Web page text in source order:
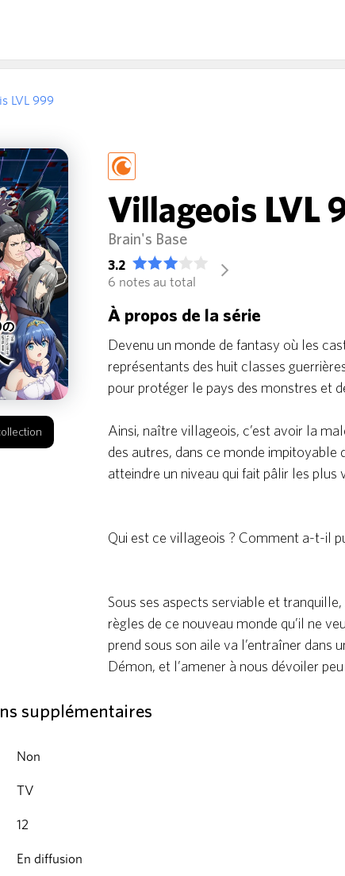
LVL 999
Villageois LVL
Brain's Base
3.2
6 notes au total
arrow_forward_ios
À propos de la série
Devenu un monde de fantasy où les
représentants des huit classes
pour protéger le pays des monstres et
Ainsi, naître villageois, c’est avoir la
des autres, dans ce monde impitoyable
atteindre un niveau qui fait pâlir les plus
Qui est ce villageois ? Comment a-t-il
Sous ses aspects serviable et
règles de ce nouveau monde qu’il ne
prend sous son aile va l’entraîner dans
Démon, et l’amener à nous dévoiler
supplémentaires
Non
TV
12
En diffusion